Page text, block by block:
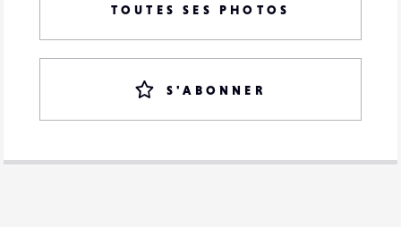
TOUTES SES PHOTOS
S'ABONNER